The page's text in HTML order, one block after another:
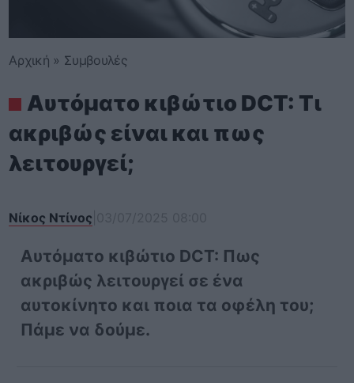
Αρχική » Συμβουλές
Αυτόματο κιβώτιο DCT: Τι
ακριβώς είναι και πως
λειτουργεί;
Νίκος Ντίνος
Αυτόματο κιβώτιο DCT: Πως
ακριβώς λειτουργεί σε ένα
αυτοκίνητο και ποια τα οφέλη του;
Πάμε να δούμε.